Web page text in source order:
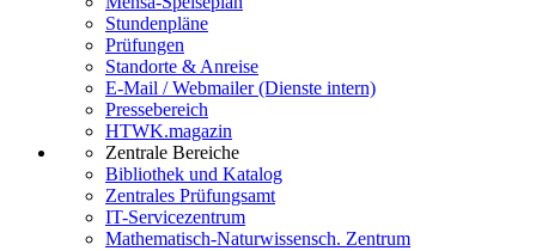
Stundenpläne
Prüfungen
Standorte & Anreise
E-Mail / Webmailer (Dienste intern)
Pressebereich
HTWK.magazin
Zentrale Bereiche
Bibliothek und Katalog
Zentrales Prüfungsamt
IT-Servicezentrum
Mathematisch-Naturwissensch. Zentrum